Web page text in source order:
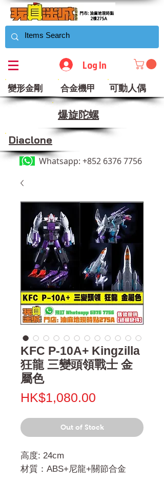
Log In
變形金剛 合金機甲 可動人偶
​爆旋陀螺
Diaclone
Whatsapp: +852 6376 7756
KFC P-10A+ Kingzilla
狂龍 三變頭領戰士 金
屬色
HK$1,080.00
Out of Stock
高度: 24cm
材質：ABS+尼龍+關節合金